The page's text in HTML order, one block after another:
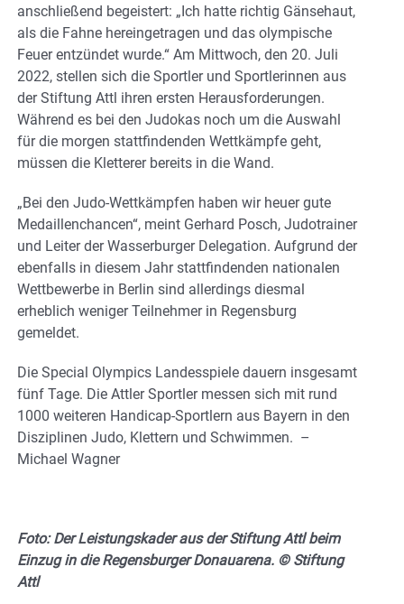
anschließend begeistert: „Ich hatte richtig Gänsehaut,
als die Fahne hereingetragen und das olympische
Feuer entzündet wurde.“ Am Mittwoch, den 20. Juli
2022, stellen sich die Sportler und Sportlerinnen aus
der Stiftung Attl ihren ersten Herausforderungen.
Während es bei den Judokas noch um die Auswahl
für die morgen stattfindenden Wettkämpfe geht,
müssen die Kletterer bereits in die Wand.
„Bei den Judo-Wettkämpfen haben wir heuer gute
Medaillenchancen“, meint Gerhard Posch, Judotrainer
und Leiter der Wasserburger Delegation. Aufgrund der
ebenfalls in diesem Jahr stattfindenden nationalen
Wettbewerbe in Berlin sind allerdings diesmal
erheblich weniger Teilnehmer in Regensburg
gemeldet.
Die Special Olympics Landesspiele dauern insgesamt
fünf Tage. Die Attler Sportler messen sich mit rund
1000 weiteren Handicap-Sportlern aus Bayern in den
Disziplinen Judo, Klettern und Schwimmen. –
Michael Wagner
Foto: Der Leistungskader aus der Stiftung Attl beim
Einzug in die Regensburger Donauarena. © Stiftung
Attl